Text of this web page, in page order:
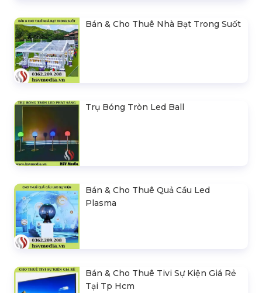
Bán & Cho Thuê Nhà Bạt Trong Suốt
Trụ Bóng Tròn Led Ball
Bán & Cho Thuê Quả Cầu Led
Plasma
Bán & Cho Thuê Tivi Sự Kiện Giá Rẻ
Tại Tp Hcm